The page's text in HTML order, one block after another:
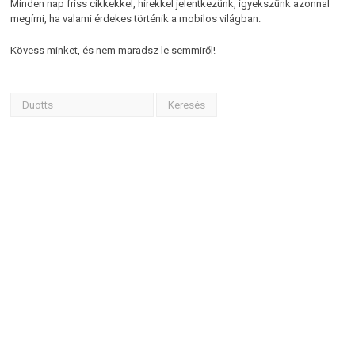
Minden nap friss cikkekkel, hírekkel jelentkezünk, igyekszünk azonnal
megírni, ha valami érdekes történik a mobilos világban.
Kövess minket, és nem maradsz le semmiről!